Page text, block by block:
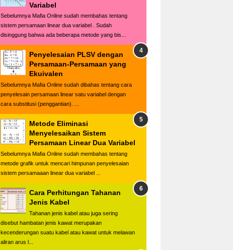
Variabel
Sebelumnya Mafia Online sudah membahas tentang
sistem persamaan linear dua variabel . Sudah
disinggung bahwa ada beberapa metode yang bis...
Penyelesaian PLSV dengan
Persamaan-Persamaan yang
Ekuivalen
Sebelumnya Mafia Online sudah dibahas tentang cara
penyelesain persamaan linear satu variabel dengan
cara substitusi (penggantian). ...
Metode Eliminasi
Menyelesaikan Sistem
Persamaan Linear Dua Variabel
Sebelumnya Mafia Online sudah membahas tentang
metode grafik untuk mencari himpunan penyelesaian
sistem persamaaan linear dua variabel ...
Cara Perhitungan Tahanan
Jenis Kabel
Tahanan jenis kabel atau juga sering
disebut hambatan jenis kawat merupakan
kecenderungan suatu kabel atau kawat untuk melawan
aliran arus l...